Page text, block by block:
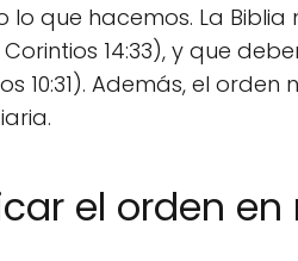
que hacemos. La Biblia
14:33), y que
10:31). Además, el
el orden